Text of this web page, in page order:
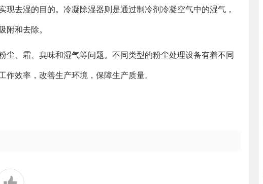
去湿的目的。冷凝除湿器则是通过制冷剂冷凝空气中的湿气，
和去除。
、霜、臭味和湿气等问题。不同类型的粉尘处理设备有着不同
效率，改善生产环境，保障生产质量。